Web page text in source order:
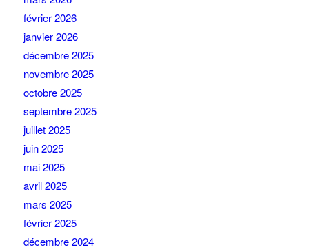
février 2026
janvier 2026
décembre 2025
novembre 2025
octobre 2025
septembre 2025
juillet 2025
juin 2025
mai 2025
avril 2025
mars 2025
février 2025
décembre 2024